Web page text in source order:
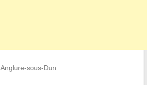
Anglure-sous-Dun